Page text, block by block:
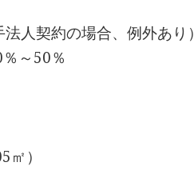
契約の場合、例外あり）
～50％
）